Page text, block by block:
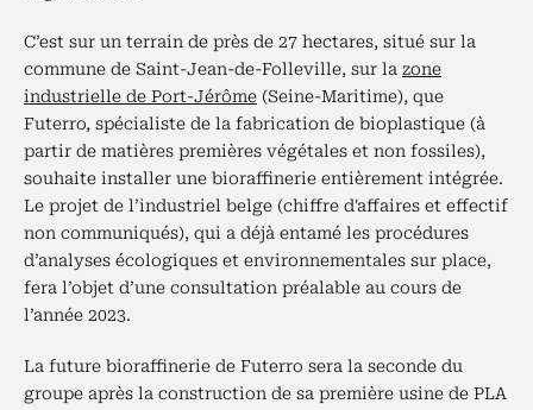
C’est sur un terrain de près de 27 hectares, situé sur la
commune de Saint-Jean-de-Folleville, sur la zone
industrielle de Port-Jérôme (Seine-Maritime), que
Futerro, spécialiste de la fabrication de bioplastique (à
partir de matières premières végétales et non fossiles),
souhaite installer une bioraffinerie entièrement intégrée.
Le projet de l’industriel belge (chiffre d'affaires et effectif
non communiqués), qui a déjà entamé les procédures
d’analyses écologiques et environnementales sur place,
fera l’objet d’une consultation préalable au cours de
l’année 2023.
La future bioraffinerie de Futerro sera la seconde du
groupe après la construction de sa première usine de PLA